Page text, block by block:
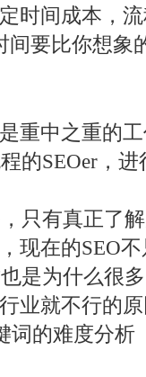
间成本，流
要比你想象
中之重的工
的SEOer，
有真正了解
现在的SEO
是为什么很
业就不行的
的难度分析